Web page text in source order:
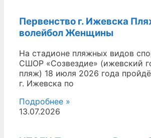
Первенство г. Ижевска
волейбол Женщины
На стадионе пляжных видов
СШОР «Созвездие» (ижевский
пляж) 18 июля 2026 года
г. Ижевска по
Подробнее »
13.07.2026